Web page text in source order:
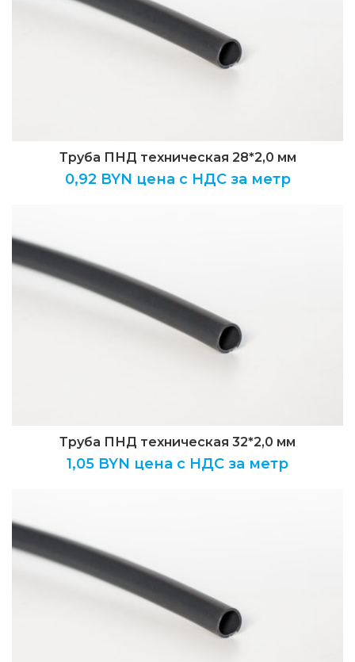
Труба ПНД техническая 28*2,0 мм
0,92 BYN цена с НДС за метр
Труба ПНД техническая 32*2,0 мм
1,05 BYN цена с НДС за метр